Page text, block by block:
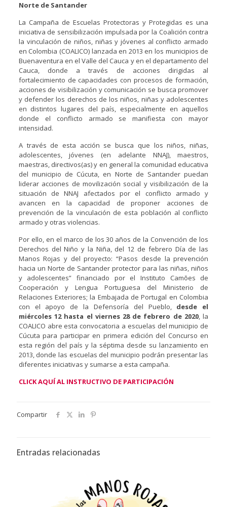
Norte de Santander
La Campaña de Escuelas Protectoras y Protegidas es una
iniciativa de sensibilización impulsada por la Coalición contra
la vinculación de niños, niñas y jóvenes al conflicto armado
en Colombia (COALICO) lanzada en 2013 en los municipios de
Buenaventura en el Valle del Cauca y en el departamento del
Cauca, donde a través de acciones dirigidas al
fortalecimiento de capacidades con procesos de formación,
acciones de visibilización y comunicación se busca promover
y defender los derechos de los niños, niñas y adolescentes
en distintos lugares del país, especialmente en aquellos
donde el conflicto armado se manifiesta con mayor
intensidad.
A través de esta acción se busca que los niños, niñas,
adolescentes, jóvenes (en adelante NNAJ), maestros,
maestras, directivos(as) y en general la comunidad educativa
del municipio de Cúcuta, en Norte de Santander puedan
liderar acciones de movilización social y visibilización de la
situación de NNAJ afectados por el conflicto armado y
avancen en la capacidad de proponer acciones de
prevención de la vinculación de esta población al conflicto
armado y otras violencias.
Por ello, en el marco de los 30 años de la Convención de los
Derechos del Niño y la Niña, del 12 de febrero Día de las
Manos Rojas y del proyecto: “Pasos desde la prevención
hacia un Norte de Santander protector para las niñas, niños
y adolescentes” financiado por el Instituto Camões de
Cooperación y Lengua Portuguesa del Ministerio de
Relaciones Exteriores; la Embajada de Portugal en Colombia
con el apoyo de la Defensoría del Pueblo, desde el
miércoles 12 hasta el viernes 28 de febrero de 2020, la
COALICO abre esta convocatoria a escuelas del municipio de
Cúcuta para participar en primera edición del Concurso en
esta región del país y la séptima desde su lanzamiento en
2013, donde las escuelas del municipio podrán presentar las
diferentes iniciativas y sumarse a esta campaña.
CLICK AQUÍ AL INSTRUCTIVO DE PARTICIPACIÓN
Compartir
Entradas relacionadas